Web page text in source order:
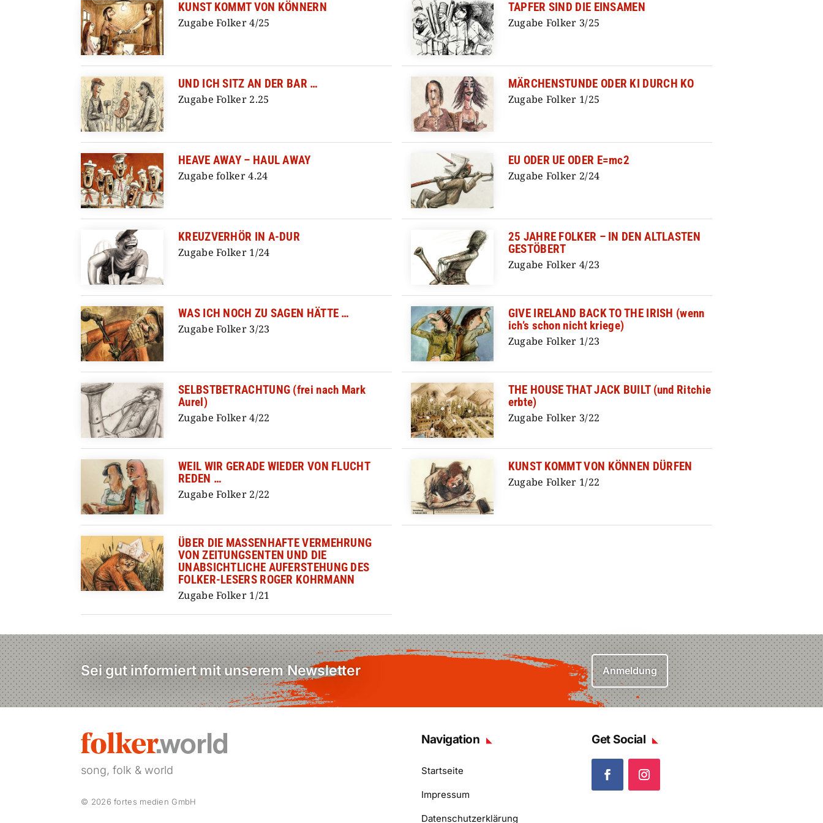
in der Schwüle schüttet es, dass die Archen
sinken – drinnen aber, im Trocknen, mixt
„O Wollüst, üch bün’s, dein
Vergüssmeinnücht – wükipüttipidia“ …
KUNST KOMMT VON KÖNNERN
Zugabe Folker 4/25
TAPFER SIND DIE EINSAMEN
Zugabe Folker 3/25
UND ICH SITZ AN DER BAR …
Zugabe Folker 2.25
MÄRCHENSTUNDE ODER KI DURCH KO
Zugabe Folker 1/25
HEAVE AWAY – HAUL AWAY
Zugabe folker 4.24
EU ODER UE ODER E=mc2
Zugabe Folker 2/24
KREUZVERHÖR IN A-DUR
Zugabe Folker 1/24
25 JAHRE FOLKER – IN DEN ALTLASTEN
GESTÖBERT
Zugabe Folker 4/23
WAS ICH NOCH ZU SAGEN HÄTTE …
Zugabe Folker 3/23
GIVE IRELAND BACK TO THE IRISH (wenn
ich’s schon nicht kriege)
Zugabe Folker 1/23
SELBSTBETRACHTUNG (frei nach Mark
Aurel)
Zugabe Folker 4/22
THE HOUSE THAT JACK BUILT (und Ritchie
erbte)
Zugabe Folker 3/22
WEIL WIR GERADE WIEDER VON FLUCHT
REDEN …
Zugabe Folker 2/22
KUNST KOMMT VON KÖNNEN DÜRFEN
Zugabe Folker 1/22
ÜBER DIE MASSENHAFTE VERMEHRUNG
VON ZEITUNGSENTEN UND DIE
UNABSICHTLICHE AUFERSTEHUNG DES
FOLKER-LESERS ROGER KOHRMANN
Zugabe Folker 1/21
Sei gut informiert mit unserem Newsletter Anmeldung
song, folk & world
© 2026 fortes medien GmbH
Navigation
Startseite
Impressum
Datenschutzerklärung
Get Social